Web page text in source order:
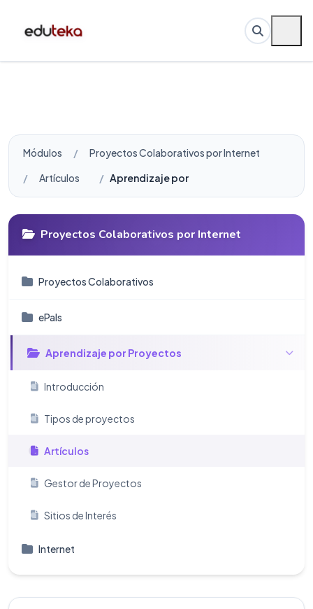
Módulos
Proyectos Colaborativos por Internet
Artículos
Aprendizaje por Proyectos (ApP)
Proyectos Colaborativos por Internet
Proyectos Colaborativos
ePals
Aprendizaje por Proyectos
Introducción
Tipos de proyectos
Artículos
Gestor de Proyectos
Sitios de Interés
Internet